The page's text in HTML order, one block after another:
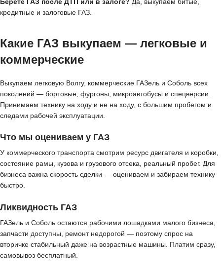
кредитные и залоговые ГАЗ.
Какие ГАЗ выкупаем — легковые и
коммерческие
Выкупаем легковую Волгу, коммерческие ГАЗель и Соболь всех
поколений — бортовые, фургоны, микроавтобусы и спецверсии.
Принимаем технику на ходу и не на ходу, с большим пробегом и
следами рабочей эксплуатации.
Что мы оцениваем у ГАЗ
У коммерческого транспорта смотрим ресурс двигателя и коробки,
состояние рамы, кузова и грузового отсека, реальный пробег. Для
бизнеса важна скорость сделки — оцениваем и забираем технику
быстро.
Ликвидность ГАЗ
ГАЗель и Соболь остаются рабочими лошадками малого бизнеса,
запчасти доступны, ремонт недорогой — поэтому спрос на
вторичке стабильный даже на возрастные машины. Платим сразу,
самовывоз бесплатный.